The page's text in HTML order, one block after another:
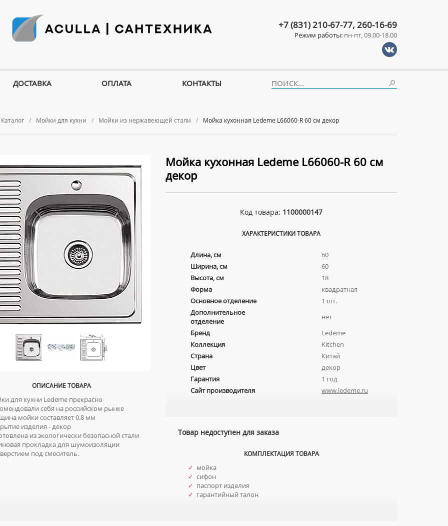
Каталог Мойки для кухни Мойки из нержавеющей стали Мойка кухонная Ledeme L66060-R 60 см декор
ОПИСАНИЕ ТОВАРА
для кухни Ledeme прекрасно
себя на российском рынке
мойки составляет 0.8 мм
изделия - декор
из экологически безопасной стали
прокладка для шумоизоляции
под смеситель.
Мойка кухонная Ledeme L66060-R 60 см
декор
Код товара: 1100000147
ХАРАКТЕРИСТИКИ ТОВАРА
Длина, см
60
Ширина, см
60
Высота, см
18
Форма
квадратная
Основное отделение
1 шт.
Дополнительное
отделение
нет
Бренд
Ledeme
Коллекция
Kitchen
Страна
Китай
Цвет
декор
Гарантия
1 год
Сайт производителя
www.ledeme.ru
Товар недоступен для заказа
КОМПЛЕКТАЦИЯ ТОВАРА
✓ мойка
✓ сифон
✓ паспорт изделия
✓ гарантийный талон
+7 (831) 210-67-77, 260-16-69
Режим работы: пн-пт, 09.00-18.00
ДОСТАВКА ОПЛАТА КОНТАКТЫ